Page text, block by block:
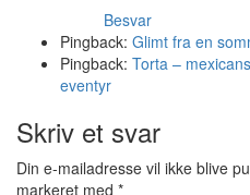
Besvar
Pingback: Glimt fra en
Pingback: Torta –
eventyr
Skriv et svar
Din e-mailadresse vil ikke blive
markeret med *